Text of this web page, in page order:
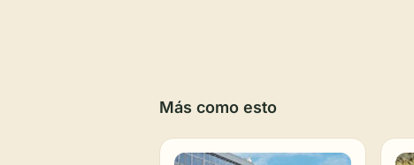
Más como esto